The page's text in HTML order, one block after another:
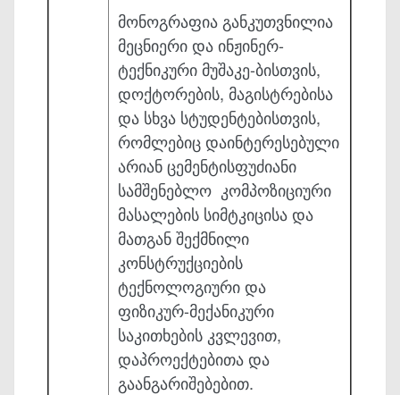
მონოგრაფია განკუთვნილია
მეცნიერი და ინჟინერ-
ტექნიკური მუშაკე-ბი­სთვის,
დოქტორების, მაგისტრებისა
და სხვა სტუდენტებისთვის,
რომლებიც დაინ­ტერესებული
არიან ცემენტისფუძიანი
სამშენებლო კომპოზიციური
მასალების სი­მტკიცისა და
მათგან შექმნილი
კონსტრუქციების
ტექნოლოგიური და
ფიზიკურ-მე­ქანიკური
საკითხების კვლევით,
დაპროექტებითა და
გაანგარიშებებით.